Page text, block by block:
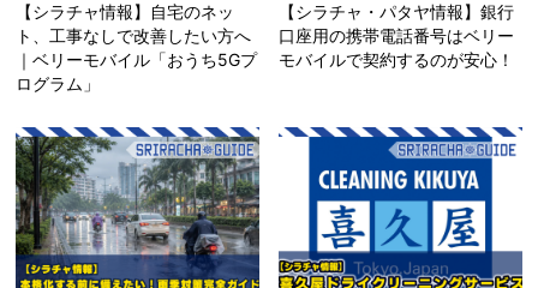
【シラチャ情報】自宅のネッ
ト、工事なしで改善したい方へ
｜ベリーモバイル「おうち5Gプ
ログラム」
【シラチャ・パタヤ情報】銀行
口座用の携帯電話番号はベリー
モバイルで契約するのが安心！